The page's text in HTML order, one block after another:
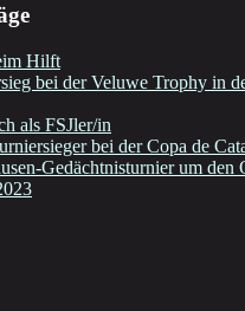
Hilft
bei der Veluwe Trophy in
als FSJler/in
bei der Copa de
Gedächtnisturnier um